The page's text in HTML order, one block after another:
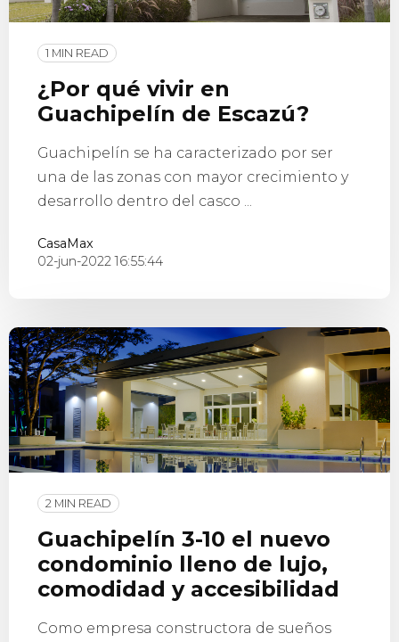
1 MIN READ
¿Por qué vivir en
Guachipelín de Escazú?
Guachipelín se ha caracterizado por ser
una de las zonas con mayor crecimiento y
desarrollo dentro del casco ...
CasaMax
02-jun-2022 16:55:44
2 MIN READ
Guachipelín 3-10 el nuevo
condominio lleno de lujo,
comodidad y accesibilidad
Como empresa constructora de sueños